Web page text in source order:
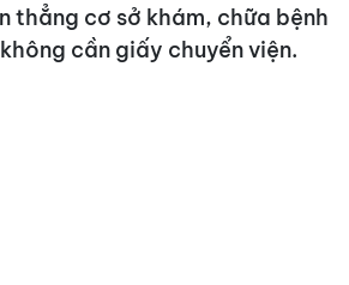
thẳng cơ sở khám, chữa bệnh
cần giấy chuyển viện.